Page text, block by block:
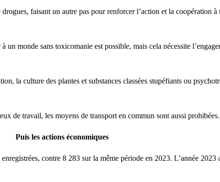
faisant un autre pas pour renforcer l’action et la coopération
monde sans toxicomanie est possible, mais cela nécessite
la culture des plantes et substances classées stupéfiants ou
de travail, les moyens de transport en commun sont aussi prohibées.
Puis les actions économiques
contre 8 283 sur la même période en 2023. L’année